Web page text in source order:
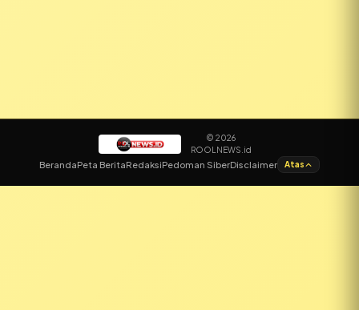
✕
© 2026
ROOLNEWS.id
BerandaPeta BeritaRedaksiPedoman SiberDisclaimer Atas